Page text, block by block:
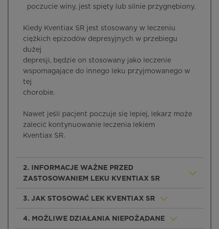
poczucie winy, jest spięty lub silnie przygnębiony.
Kiedy Kventiax SR jest stosowany w leczeniu
ciężkich epizodów depresyjnych w przebiegu
dużej
depresji, będzie on stosowany jako leczenie
wspomagające do innego leku przyjmowanego w
tej
chorobie.
Nawet jeśli pacjent poczuje się lepiej, lekarz może
zalecić kontynuowanie leczenia lekiem
Kventiax SR.
2. INFORMACJE WAŻNE PRZED
ZASTOSOWANIEM LEKU KVENTIAX SR
3. JAK STOSOWAĆ LEK KVENTIAX SR
4. MOŻLIWE DZIAŁANIA NIEPOŻĄDANE